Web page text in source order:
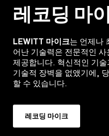
레코딩 마
LEWITT 마이크는 언제나
어난 기술력은 전문적인
제공합니다. 혁신적인 기
기술적 장벽을 없앴기에,
할 수 있습니다.
레코딩 마이크